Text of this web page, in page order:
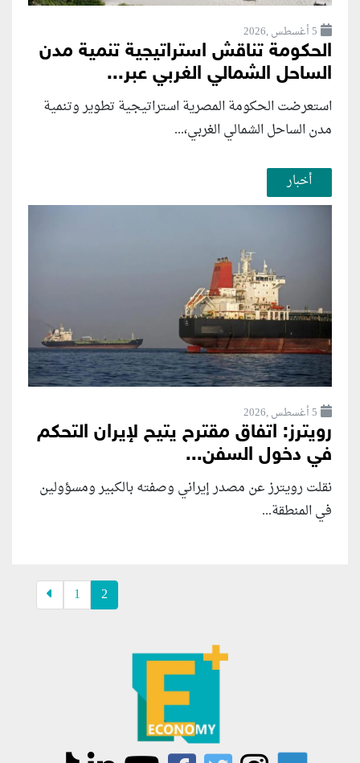
5 أغسطس ,2026
الحكومة تناقش استراتيجية تنمية مدن
الساحل الشمالي الغربي عبر...
استعرضت الحكومة المصرية استراتيجية تطوير وتنمية
مدن الساحل الشمالي الغربي،...
أخبار
5 أغسطس ,2026
رويترز: اتفاق مقترح يتيح لإيران التحكم
في دخول السفن...
نقلت رويترز عن مصدر إيراني وصفته بالكبير ومسؤولين
في المنطقة...
1 2